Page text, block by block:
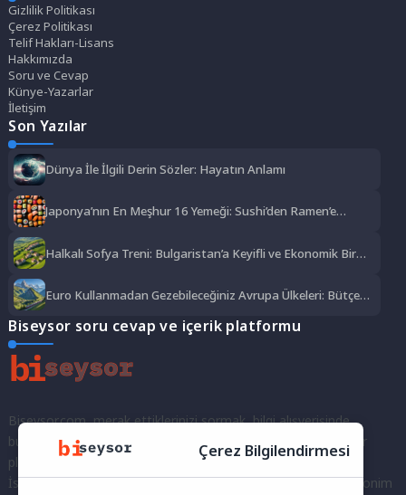
Gizlilik Politikası
Çerez Politikası
Telif Hakları-Lisans
Hakkımızda
Soru ve Cevap
Künye-Yazarlar
İletişim
Son Yazılar
Dünya İle İlgili Derin Sözler: Hayatın Anlamı
Japonya’nın En Meşhur 16 Yemeği: Sushi’den Ramen’e
Halkalı Sofya Treni: Bulgaristan’a Keyifli ve Ekonomik Bir
Euro Kullanmadan Gezebileceğiniz Avrupa Ülkeleri: Bütçe
Biseysor soru cevap ve içerik platformu
Biseysor.com, merak ettiklerinizi sormak, bilgi alışverişinde
bulunmak ve fikirlerinizi paylaşmak için bir araya geldiğimiz bir
platformdur.
İster kayıtlı bir kullanıcı olarak topluluğumuza katılın, ister anonim
Çerez Bilgilendirmesi